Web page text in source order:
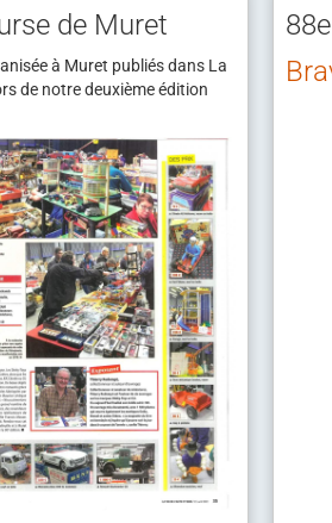
de Muret
à Muret publiés dans La
de notre deuxième édition